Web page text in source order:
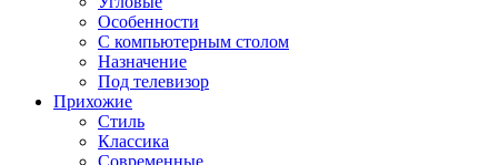
Особенности
С компьютерным столом
Назначение
Под телевизор
Прихожие
Стиль
Классика
Современные